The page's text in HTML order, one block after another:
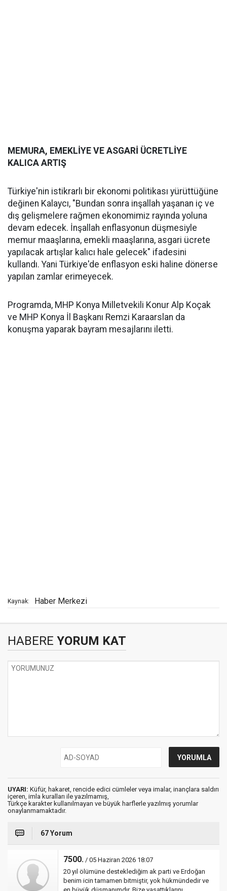
MEMURA, EMEKLİYE VE ASGARİ ÜCRETLİYE
KALICA ARTIŞ
Türkiye'nin istikrarlı bir ekonomi politikası yürüttüğüne
değinen Kalaycı, "Bundan sonra inşallah yaşanan iç ve
dış gelişmelere rağmen ekonomimiz rayında yoluna
devam edecek. İnşallah enflasyonun düşmesiyle
memur maaşlarına, emekli maaşlarına, asgari ücrete
yapılacak artışlar kalıcı hale gelecek" ifadesini
kullandı. Yani Türkiye'de enflasyon eski haline dönerse
yapılan zamlar erimeyecek.
Programda, MHP Konya Milletvekili Konur Alp Koçak
ve MHP Konya İl Başkanı Remzi Karaarslan da
konuşma yaparak bayram mesajlarını iletti.
Kaynak: Haber Merkezi
HABERE YORUM KAT
UYARI: Küfür, hakaret, rencide edici cümleler veya imalar, inançlara saldırı
içeren, imla kuralları ile yazılmamış,
Türkçe karakter kullanılmayan ve büyük harflerle yazılmış yorumlar
onaylanmamaktadır.
67 Yorum
7500. / 05 Haziran 2026 18:07
20 yıl ölümüne desteklediğim ak parti ve Erdoğan
benim icin tamamen bitmiştir, yok hükmündedir ve